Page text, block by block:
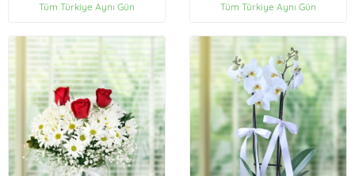
Tüm Türkiye Aynı Gün Tüm Türkiye Aynı Gün